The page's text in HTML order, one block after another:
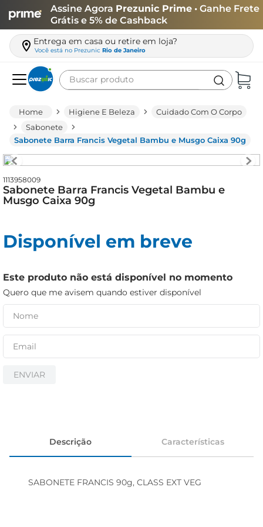
Assine Agora Prezunic Prime • Ganhe Frete
Grátis e 5% de Cashback
Entrega em casa ou retire em loja?
Você está no Prezunic Rio de Janeiro
Buscar produto
Higiene E Beleza
Cuidado Com O Corpo
Sabonete
Sabonete Barra Francis Vegetal Bambu e Musgo Caixa 90g
1113958009
Sabonete Barra Francis Vegetal Bambu e
Musgo Caixa 90g
Disponível em breve
Este produto não está disponível no momento
Quero que me avisem quando estiver disponível
ENVIAR
Descrição Características
SABONETE FRANCIS 90g, CLASS EXT VEG
leite
queijo
biscoito
arroz
papel higiênico
cerveja